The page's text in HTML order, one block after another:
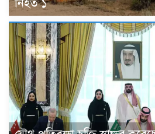
নিহত ১